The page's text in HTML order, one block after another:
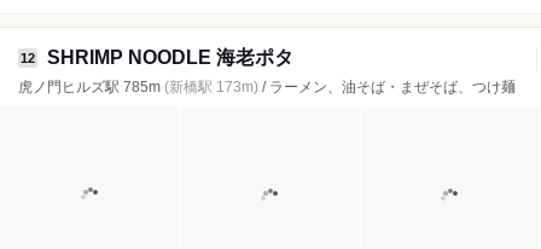
12 SHRIMP NOODLE 海老ポタ
虎ノ門ヒルズ駅 785m (新橋駅 173m) / ラーメン、油そば・まぜそば、つけ麺